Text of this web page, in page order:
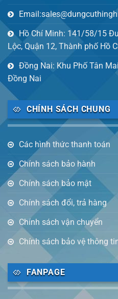
Hồ Chí Minh: 141/58/15
Lộc, Quận 12, Thành phố Hồ
Đồng Nai: Khu Phố Tân
Đồng Nai
CHÍNH SÁCH CHUNG
Các hình thức thanh toán
Chính sách bảo hành
Chính sách bảo mật
Chính sách đổi, trả hàng
Chính sách vận chuyển
Chính sách bảo vệ thông
FANPAGE